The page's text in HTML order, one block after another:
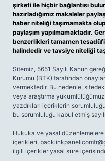
şirketi ile hiçbir bağlantısı
hazırladığımız makaleler
haber niteliği taşımamakta
paylaşım yapılmamaktadır.
benzerlikleri tamamen
halindedir ve tavsiye niteliği
Sitemiz, 5651 Sayılı Kanun
Kurumu (BTK) tarafından
vermektedir. Bu nedenle,
veya araştırma
yazdıkları içeriklerin
bu sorumluluğu kabul etmiş
Hukuka ve yasal düzenlemelere
içerikleri,
ilgili içerikler yasal süre